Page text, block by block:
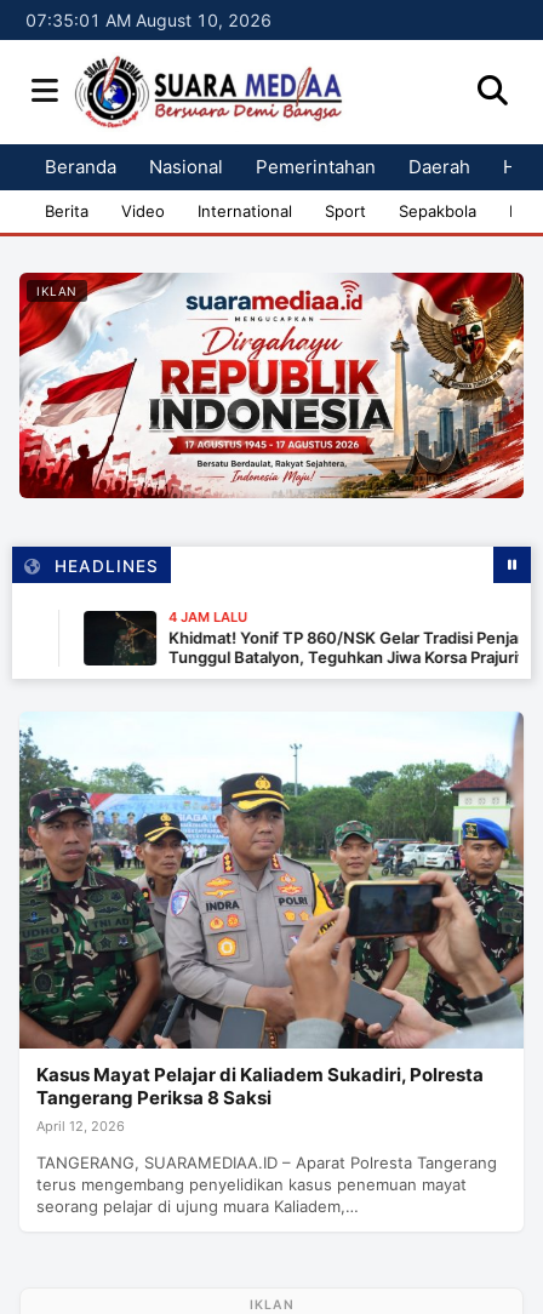
07:35:01 AM August 10, 2026
Beranda Nasional Pemerintahan Daerah
Berita Video International Sport Sepakbola
IKLAN
HEADLINES
4 JAM LALU
Khidmat! Yonif TP 860/NSK Gelar Tradisi Penjamasan
Tunggul Batalyon, Teguhkan Jiwa Korsa Prajurit
Kasus Mayat Pelajar di Kaliadem Sukadiri, Polresta
Tangerang Periksa 8 Saksi
April 12, 2026
TANGERANG, SUARAMEDIAA.ID – Aparat Polresta Tangerang
terus mengembang penyelidikan kasus penemuan mayat
seorang pelajar di ujung muara Kaliadem,…